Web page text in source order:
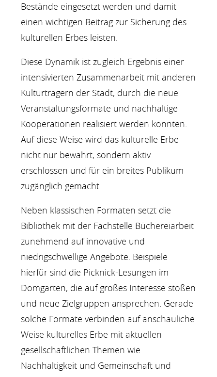
Bestände eingesetzt werden und damit
einen wichtigen Beitrag zur Sicherung des
kulturellen Erbes leisten.
Diese Dynamik ist zugleich Ergebnis einer
intensivierten Zusammenarbeit mit anderen
Kulturträgern der Stadt, durch die neue
Veranstaltungsformate und nachhaltige
Kooperationen realisiert werden konnten.
Auf diese Weise wird das kulturelle Erbe
nicht nur bewahrt, sondern aktiv
erschlossen und für ein breites Publikum
zugänglich gemacht.
Neben klassischen Formaten setzt die
Bibliothek mit der Fachstelle Büchereiarbeit
zunehmend auf innovative und
niedrigschwellige Angebote. Beispiele
hierfür sind die Picknick-Lesungen im
Domgarten, die auf großes Interesse stoßen
und neue Zielgruppen ansprechen. Gerade
solche Formate verbinden auf anschauliche
Weise kulturelles Erbe mit aktuellen
gesellschaftlichen Themen wie
Nachhaltigkeit und Gemeinschaft und